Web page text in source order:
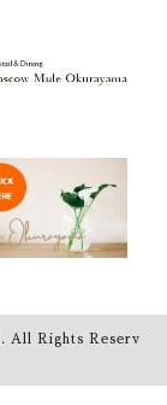
. All Rights Reserv